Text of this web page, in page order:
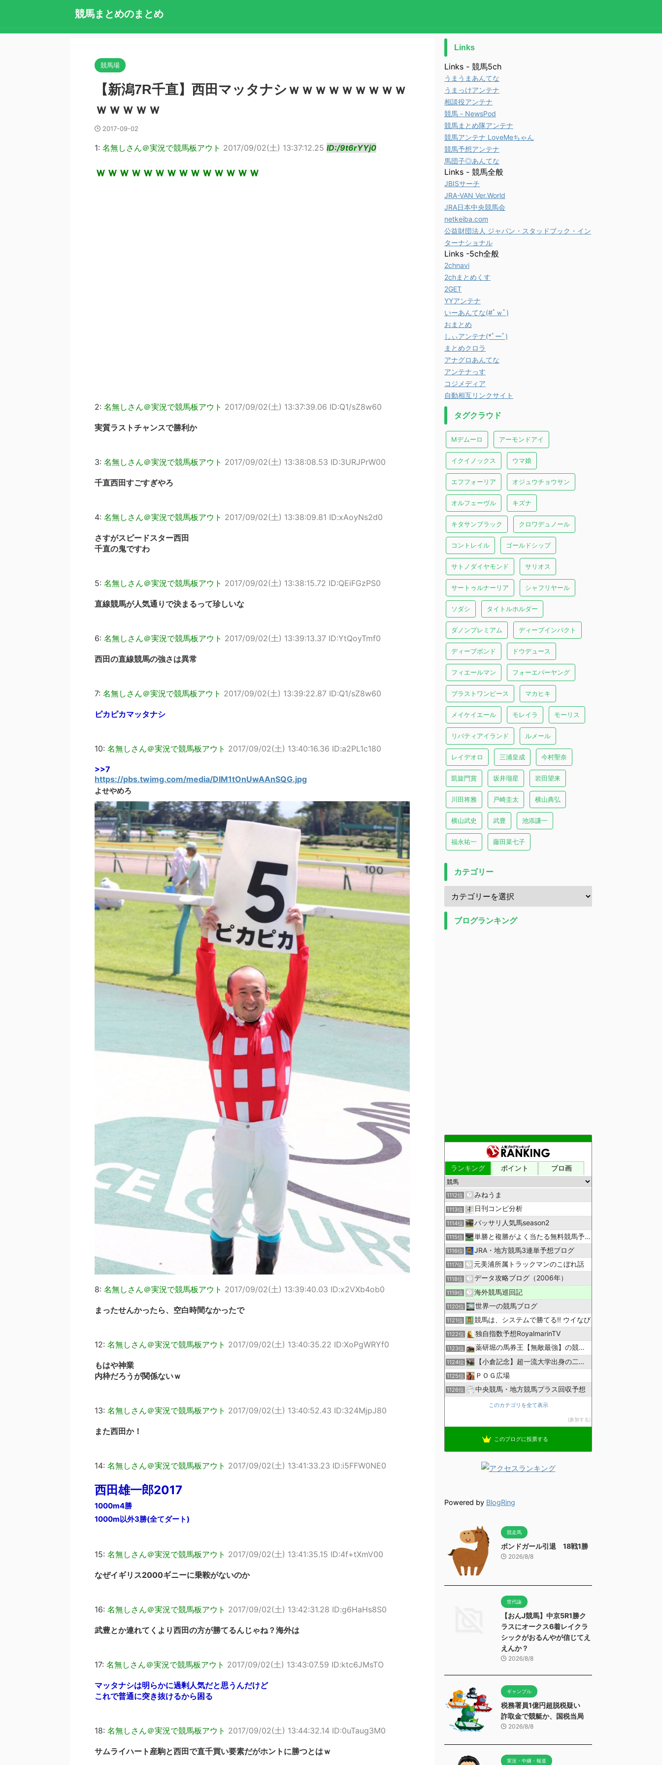
競馬まとめのまとめ
競馬場
【新潟7R千直】西田マッタナシｗｗｗｗｗｗｗｗｗ
ｗｗｗｗｗ
2017-09-02
1: 名無しさん＠実況で競馬板アウト 2017/09/02(土) 13:37:12.25 ID:/9t6rYYj0
ｗｗｗｗｗｗｗｗｗｗｗｗｗｗ
2: 名無しさん＠実況で競馬板アウト 2017/09/02(土) 13:37:39.06 ID:Q1/sZ8w60
実質ラストチャンスで勝利か
3: 名無しさん＠実況で競馬板アウト 2017/09/02(土) 13:38:08.53 ID:3URJPrW00
千直西田すごすぎやろ
4: 名無しさん＠実況で競馬板アウト 2017/09/02(土) 13:38:09.81 ID:xAoyNs2d0
さすがスピードスター西田
千直の鬼ですわ
5: 名無しさん＠実況で競馬板アウト 2017/09/02(土) 13:38:15.72 ID:QEiFGzPS0
直線競馬が人気通りで決まるって珍しいな
6: 名無しさん＠実況で競馬板アウト 2017/09/02(土) 13:39:13.37 ID:YtQoyTmf0
西田の直線競馬の強さは異常
7: 名無しさん＠実況で競馬板アウト 2017/09/02(土) 13:39:22.87 ID:Q1/sZ8w60
ピカピカマッタナシ
10: 名無しさん＠実況で競馬板アウト 2017/09/02(土) 13:40:16.36 ID:a2PL1c180
>>7
https://pbs.twimg.com/media/DIM1tOnUwAAnSQG.jpg
よせやめろ
8: 名無しさん＠実況で競馬板アウト 2017/09/02(土) 13:39:40.03 ID:x2VXb4ob0
まったせんかったら、空白時間なかったで
12: 名無しさん＠実況で競馬板アウト 2017/09/02(土) 13:40:35.22 ID:XoPgWRYf0
もはや神業
内枠だろうが関係ないｗ
13: 名無しさん＠実況で競馬板アウト 2017/09/02(土) 13:40:52.43 ID:324MjpJ80
また西田か！
14: 名無しさん＠実況で競馬板アウト 2017/09/02(土) 13:41:33.23 ID:i5FFW0NE0
西田雄一郎2017
1000m4勝
1000m以外3勝(全てダート)
15: 名無しさん＠実況で競馬板アウト 2017/09/02(土) 13:41:35.15 ID:4f+tXmV00
なぜイギリス2000ギニーに乗鞍がないのか
16: 名無しさん＠実況で競馬板アウト 2017/09/02(土) 13:42:31.28 ID:g6HaHs8S0
武豊とか連れてくより西田の方が勝てるんじゃね？海外は
17: 名無しさん＠実況で競馬板アウト 2017/09/02(土) 13:43:07.59 ID:ktc6JMsTO
マッタナシは明らかに過剰人気だと思うんだけど
これで普通に突き抜けるから困る
18: 名無しさん＠実況で競馬板アウト 2017/09/02(土) 13:44:32.14 ID:0uTaug3M0
サムライハート産駒と西田で直千買い要素だがホントに勝つとはｗ
Links
Links - 競馬5ch
うまうまあんてな
うまっけアンテナ
相談役アンテナ
競馬 - NewsPod
競馬まとめ隊アンテナ
競馬アンテナ LoveMeちゃん
競馬予想アンテナ
馬団子◎あんてな
Links - 競馬全般
JBISサーチ
JRA-VAN Ver.World
JRA日本中央競馬会
netkeiba.com
公益財団法人 ジャパン・スタッドブック・イン
ターナショナル
Links -5ch全般
2chnavi
2chまとめくす
2GET
YYアンテナ
いーあんてな(#ﾟｗﾟ)
おまとめ
しぃアンテナ(*ﾟーﾟ)
まとめクロラ
アナグロあんてな
アンテナっす
コジメディア
自動相互リンクサイト
タグクラウド
Mデムーロ アーモンドアイ
イクイノックス ウマ娘
エフフォーリア オジュウチョウサン
オルフェーヴル キズナ
キタサンブラック クロワデュノール
コントレイル ゴールドシップ
サトノダイヤモンド サリオス
サートゥルナーリア シャフリヤール
ソダシ タイトルホルダー
ダノンプレミアム ディープインパクト
ディープボンド ドウデュース
フィエールマン フォーエバーヤング
ブラストワンピース マカヒキ
メイケイエール モレイラ モーリス
リバティアイランド ルメール
レイデオロ 三浦皇成 今村聖奈
凱旋門賞 坂井瑠星 岩田望来
川田将雅 戸崎圭太 横山典弘
横山武史 武豊 池添謙一
福永祐一 藤田菜七子
カテゴリー
ブログランキング
ランキング ポイント ブロ画
1112位 みねうま
1113位 日刊コンピ分析
1114位 バッサリ人気馬season2
1115位 単勝と複勝がよく当たる無料競馬予想ブログ
1116位 JRA・地方競馬3連単予想ブログ
1117位 元美浦所属トラックマンのこぼれ話
1118位 データ攻略ブログ（2006年）
1119位 海外競馬巡回記
1120位 世界一の競馬ブログ
1121位 競馬は、システムで勝てる!! ウイなび
1122位 独自指数予想RoyalmarinTV
1123位 薬研堀の馬券王【無敵最強】の競馬予想
1124位 【小倉記念】超一流大学出身の二人で理論競馬
1125位 ＰＯＧ広場
1126位 中央競馬・地方競馬プラス回収予想
このカテゴリを全て表示
参加する
このブログに投票する
Powered by BlogRing
競走馬
ボンドガール引退 18戦1勝
2026/8/8
世代論
【おんJ競馬】中京5R1勝ク
ラスにオークス6着レイクラ
シックがおるんやが信じてえ
えんか？
2026/8/8
ギャンブル
税務署員1億円超脱税疑い
詐取金で競艇か、国税当局
2026/8/8
実況・中継・報道